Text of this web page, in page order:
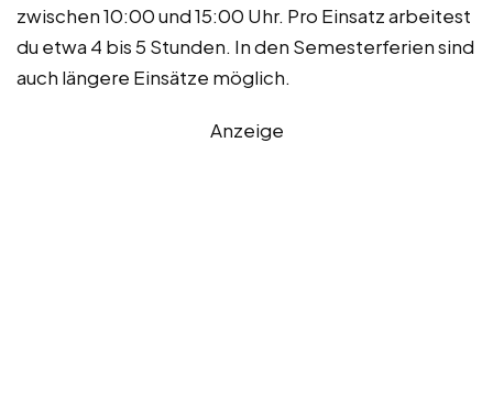
zwischen 10:00 und 15:00 Uhr. Pro Einsatz arbeitest
du etwa 4 bis 5 Stunden. In den Semesterferien sind
auch längere Einsätze möglich.
Anzeige